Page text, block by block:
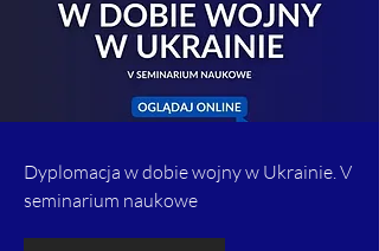
Dyplomacja w dobie wojny w Ukrainie. V
seminarium naukowe